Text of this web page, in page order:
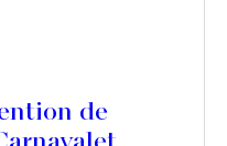
de